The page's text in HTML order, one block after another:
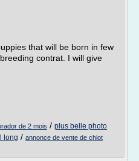
that will be born in few
contrat. I will give
de 2 mois / plus belle photo
long / annonce de vente de chiot